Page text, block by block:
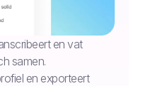
en vat
samen.
en exporteert